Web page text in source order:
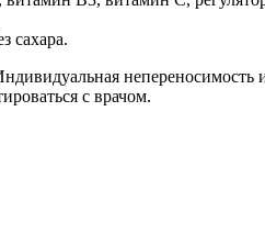
сахара.
с врачом.